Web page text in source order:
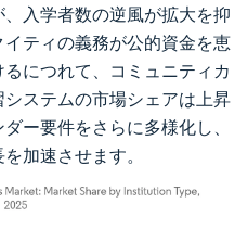
入学者数の逆風が拡大を抑
ティの義務が公的資金を恵
につれて、コミュニティカ
ステムの市場シェアは上昇
ー要件をさらに多様化し、
加速させます。